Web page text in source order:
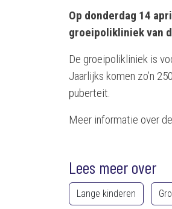
Op donderdag 14
groeipolikliniek van
De groeipolikliniek is
Jaarlijks komen zo’n
puberteit.
Meer informatie over
Lees meer over
Lange kinderen